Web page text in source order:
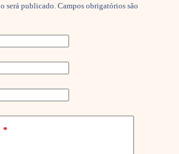
será publicado. Campos obrigatórios são
*